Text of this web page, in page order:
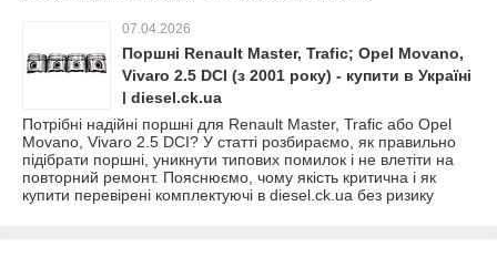
07.04.2026
Поршні Renault Master, Trafic; Opel Movano,
Vivaro 2.5 DCI (з 2001 року) - купити в Україні
| diesel.ck.ua
Потрібні надійні поршні для Renault Master, Trafic або Opel
Movano, Vivaro 2.5 DCI? У статті розбираємо, як правильно
підібрати поршні, уникнути типових помилок і не влетіти на
повторний ремонт. Пояснюємо, чому якість критична і як
купити перевірені комплектуючі в diesel.ck.ua без ризику